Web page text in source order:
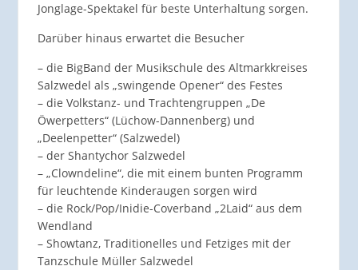
Jonglage-Spektakel für beste Unterhaltung sorgen.
Darüber hinaus erwartet die Besucher
– die BigBand der Musikschule des Altmarkkreises
Salzwedel als „swingende Opener“ des Festes
– die Volkstanz- und Trachtengruppen „De
Öwerpetters“ (Lüchow-Dannenberg) und
„Deelenpetter“ (Salzwedel)
– der Shantychor Salzwedel
– „Clowndeline“, die mit einem bunten Programm
für leuchtende Kinderaugen sorgen wird
– die Rock/Pop/Inidie-Coverband „2Laid“ aus dem
Wendland
– Showtanz, Traditionelles und Fetziges mit der
Tanzschule Müller Salzwedel